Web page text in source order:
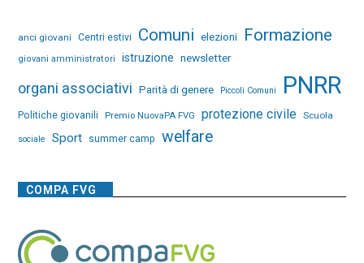
anci giovani Centri estivi Comuni elezioni Formazione
giovani amministratori istruzione newsletter
organi associativi Parità di genere Piccoli Comuni PNRR
Politiche giovanili Premio NuovaPA FVG protezione civile Scuola
sociale Sport summer camp welfare
COMPA FVG